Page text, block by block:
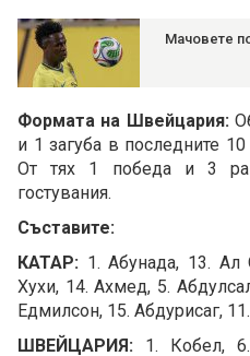
Мачовете
Формата на Швейцария:
и 1 загуба в последните
От тях 1 победа и 3
гостувания.
Съставите:
КАТАР: 1. Абунада, 13.
Хухи, 14. Ахмед, 5.
Eдмилсон, 15. Абдурисаг,
ШВЕЙЦАРИЯ: 1. Кобел,